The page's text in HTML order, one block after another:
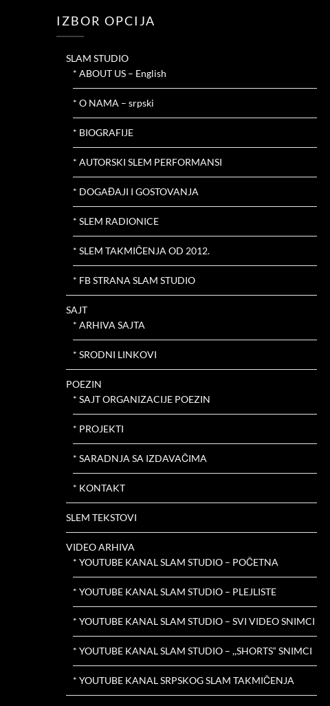
IZBOR OPCIJA
SLAM STUDIO
* ABOUT US – English
* O NAMA – srpski
* BIOGRAFIJE
* AUTORSKI SLEM PERFORMANSI
* DOGAĐAJI I GOSTOVANJA
* SLEM RADIONICE
* SLEM TAKMIČENJA OD 2012.
* FB STRANA SLAM STUDIO
SAJT
* ARHIVA SAJTA
* SRODNI LINKOVI
POEZIN
* SAJT ORGANIZACIJE POEZIN
* PROJEKTI
* SARADNJA SA IZDAVAČIMA
* KONTAKT
SLEM TEKSTOVI
VIDEO ARHIVA
* YOUTUBE KANAL SLAM STUDIO – POČETNA
* YOUTUBE KANAL SLAM STUDIO – PLEJLISTE
* YOUTUBE KANAL SLAM STUDIO – SVI VIDEO SNIMCI
* YOUTUBE KANAL SLAM STUDIO – ,,SHORTS“ SNIMCI
* YOUTUBE KANAL SRPSKOG SLAM TAKMIČENJA